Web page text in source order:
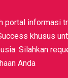
portal informasi
khusus
Silahkan
Anda